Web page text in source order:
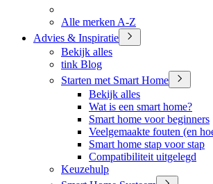
Alle merken A-Z
Advies & Inspiratie
Bekijk alles
tink Blog
Starten met Smart Home
Bekijk alles
Wat is een smart home?
Smart home voor beginners
Veelgemaakte fouten (en
Smart home stap voor stap
Compatibiliteit uitgelegd
Keuzehulp